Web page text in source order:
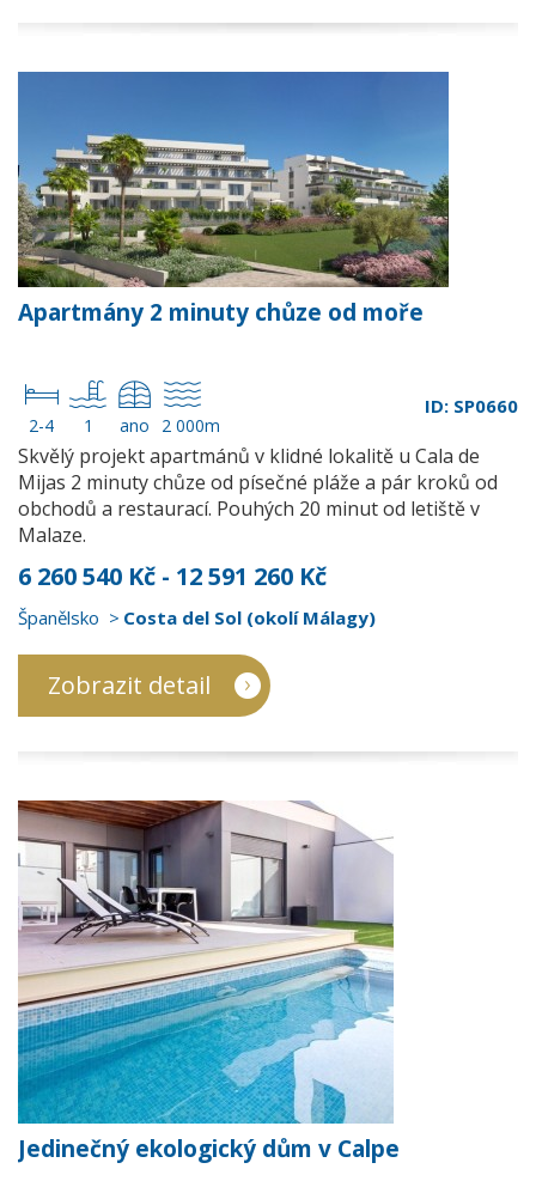
Apartmány 2 minuty chůze od moře
2-4 1 ano 2 000m
ID: SP0660
Skvělý projekt apartmánů v klidné lokalitě u Cala de
Mijas 2 minuty chůze od písečné pláže a pár kroků od
obchodů a restaurací. Pouhých 20 minut od letiště v
Malaze.
6 260 540 Kč - 12 591 260 Kč
Španělsko Costa del Sol (okolí Málagy)
Zobrazit detail
Jedinečný ekologický dům v Calpe